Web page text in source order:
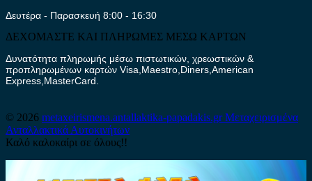
Δευτέρα - Παρασκευή 8:00 - 16:30
ΔΕΧΟΜΑΣΤΕ ΚΑΙ ΠΛΗΡΩΜΕΣ ΜΕΣΩ ΚΑΡΤΩΝ
Δυνατότητα πληρωμής μέσω πιστωτικών, χρεωστικών &
προπληρωμένων καρτών Visa,Maestro,Diners,American
Express,MasterCard.
© 2026 metaxeirismena.antallaktika-papadakis.grΜεταχειρισμένα
Ανταλλακτικά Αυτοκινήτων
Καλό καλοκαίρι σε όλους!!